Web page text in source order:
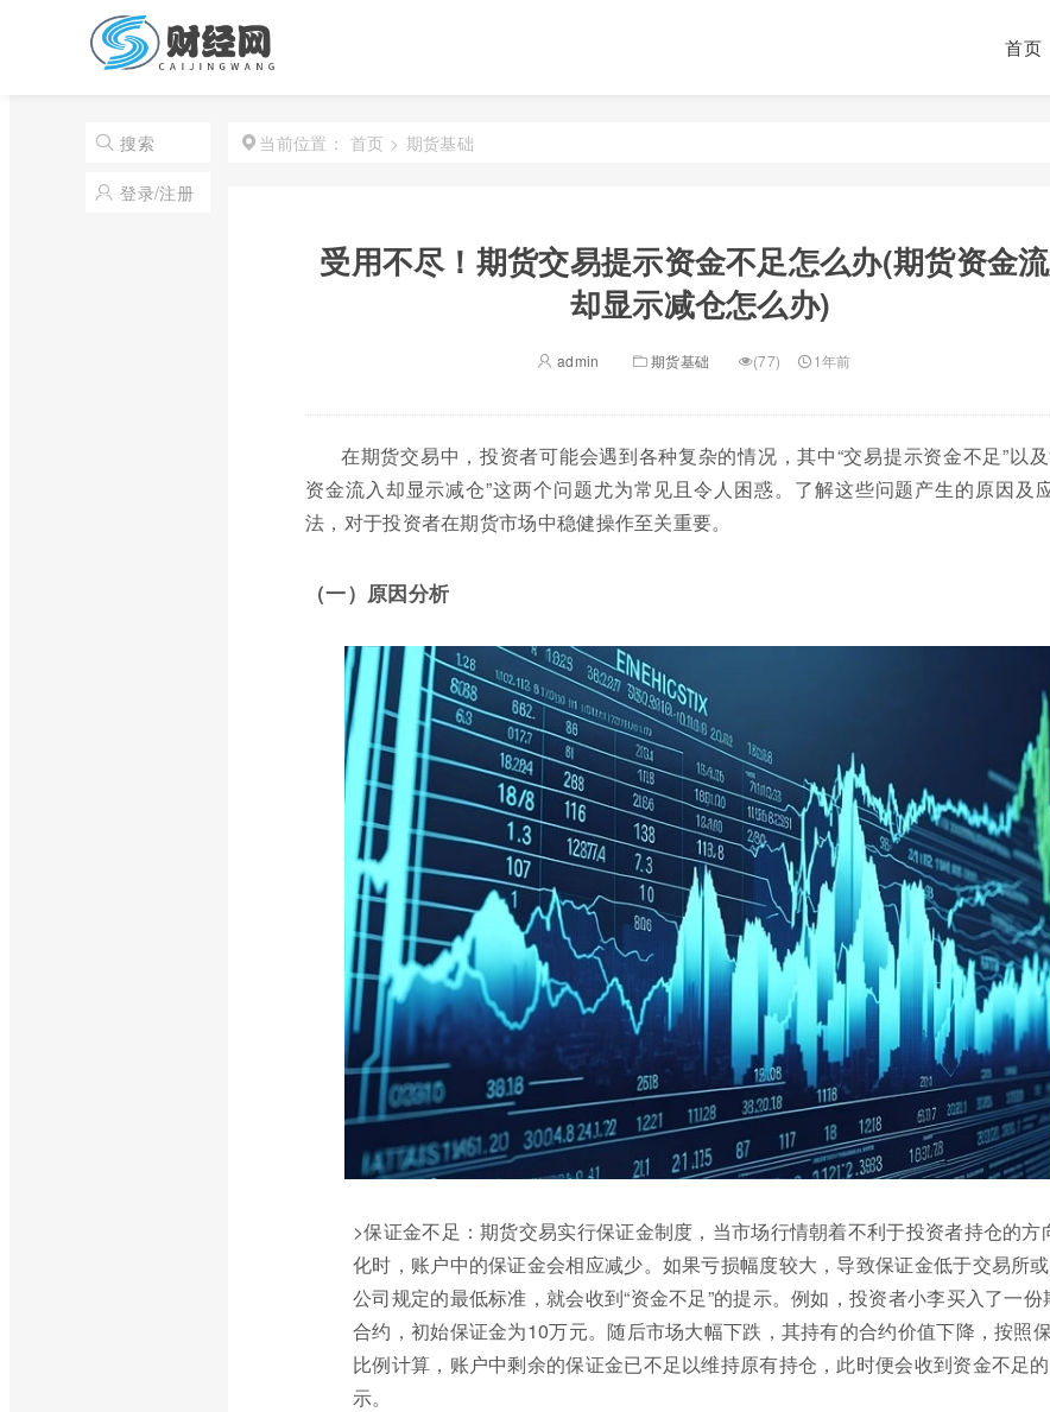
首页
搜索
登录/注册
当前位置： 首页 > 期货基础
受用不尽！期货交易提示资金不足怎么办(期货资金
却显示减仓怎么办)
admin 期货基础 (77) 1年前
在期货交易中，投资者可能会遇到各种复杂的情况，其中“交易提示资金不足”以
资金流入却显示减仓”这两个问题尤为常见且令人困惑。了解这些问题产生的原因及
法，对于投资者在期货市场中稳健操作至关重要。
（一）原因分析
>保证金不足：期货交易实行保证金制度，当市场行情朝着不利于投资者持仓的方
化时，账户中的保证金会相应减少。如果亏损幅度较大，导致保证金低于交易所
公司规定的最低标准，就会收到“资金不足”的提示。例如，投资者小李买入了一份
合约，初始保证金为10万元。随后市场大幅下跌，其持有的合约价值下降，按照
比例计算，账户中剩余的保证金已不足以维持原有持仓，此时便会收到资金不足
示。